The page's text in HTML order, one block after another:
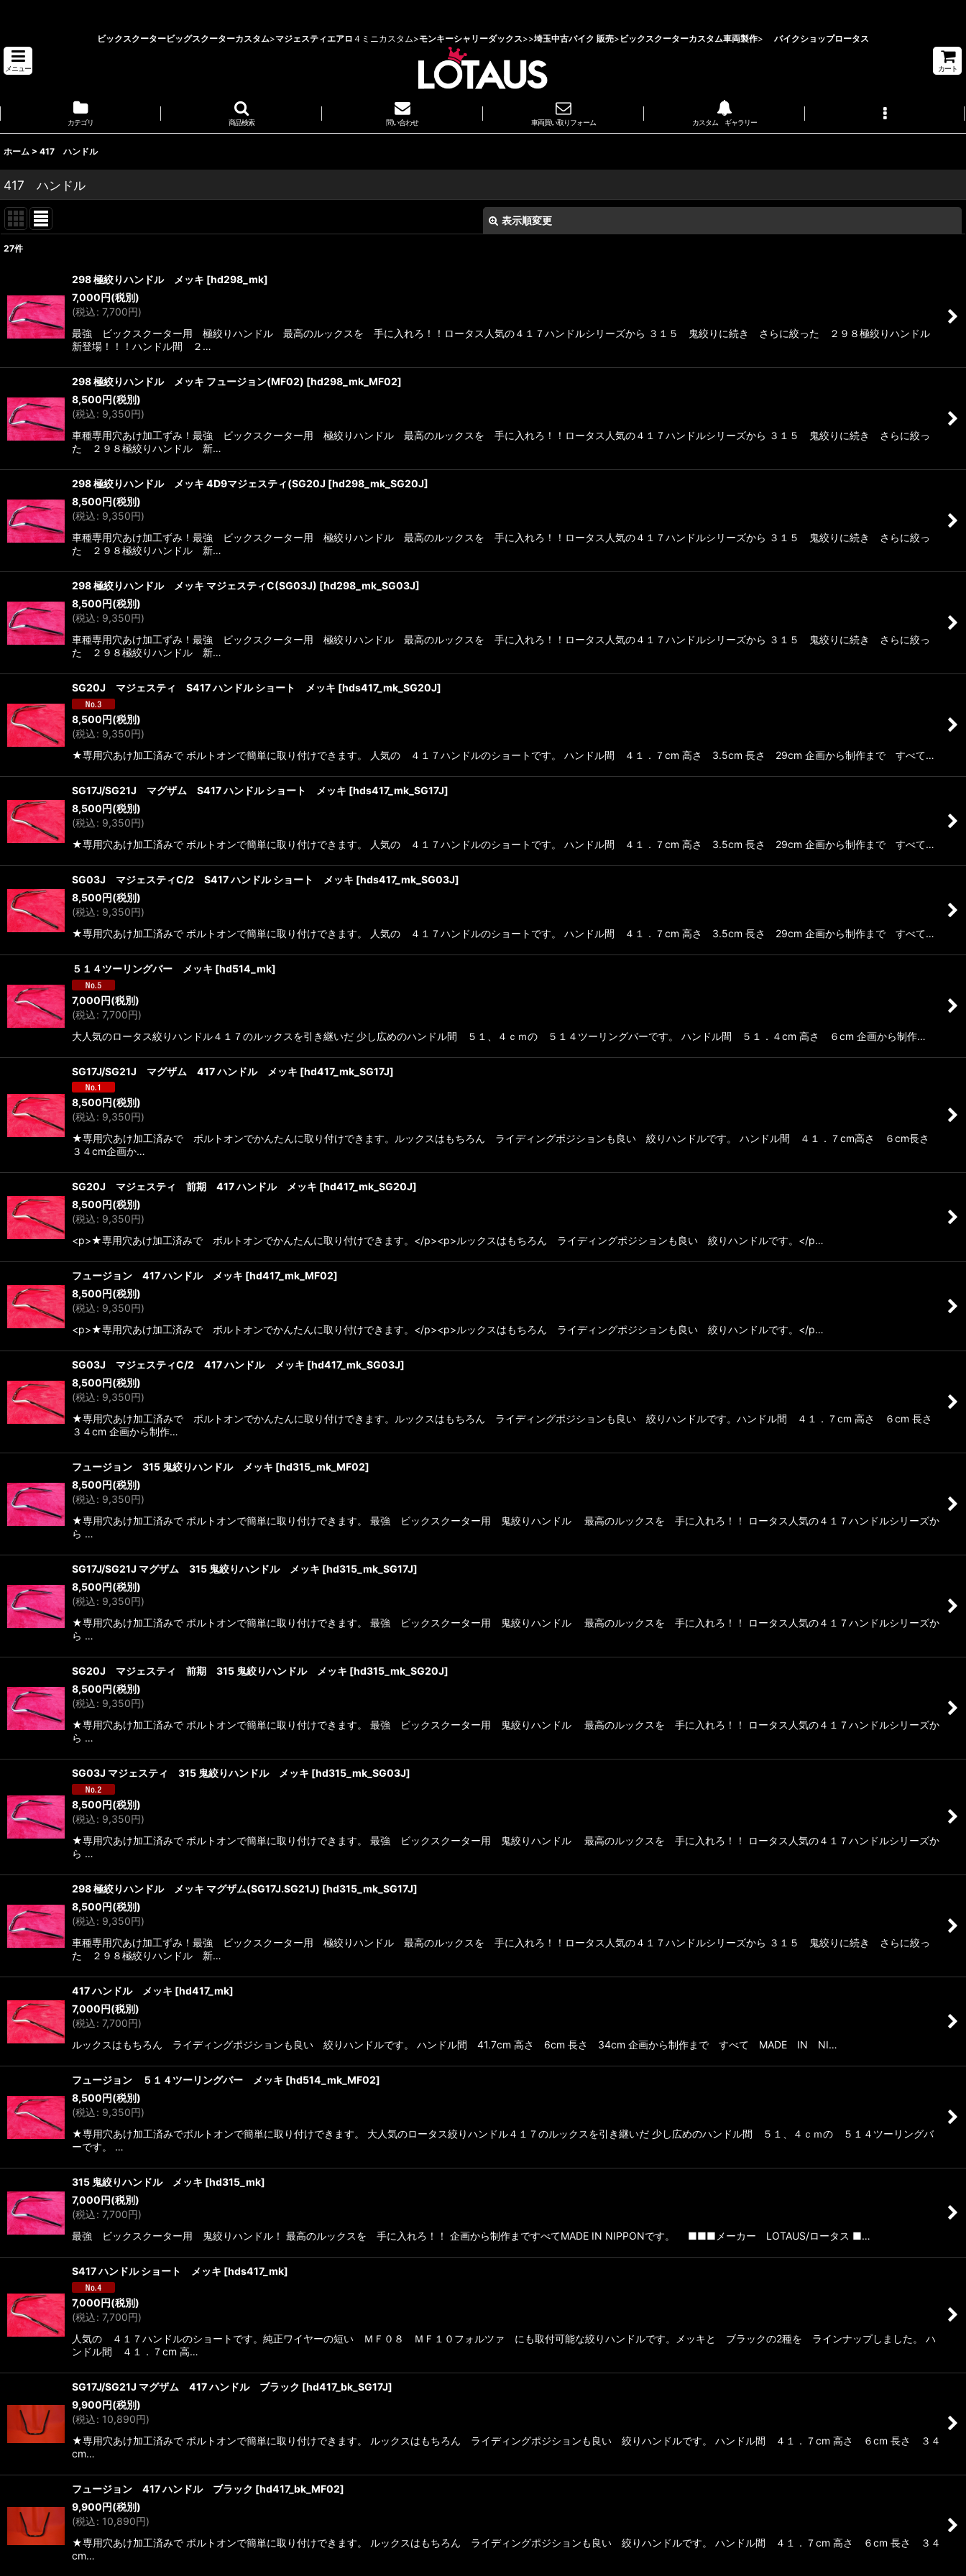
ビックスクータービッグスクーターカスタム>マジェスティエアロ ４ミニカスタム>モンキーシャリーダックス>>埼玉中古バイク 販売> ビックスクーターカスタム車両製作> バイクショップロータス
メニュー カート
カテゴリ 商品検索 問い合わせ 車両買い取りフォーム カスタム ギャラリー
ホーム > 417 ハンドル
417 ハンドル
表示順変更
並び順:
絞り込む
27件
298 極絞りハンドル メッキ [hd298_mk]
7,000円(税別)
(税込: 7,700円)
最強 ビックスクーター用 極絞りハンドル 最高のルックスを 手に入れろ！！ロータス人気の４１７ハンドルシリーズから ３１５ 鬼絞りに続き さらに絞った ２９８極絞りハンドル
新登場！！！ハンドル間 ２…
298 極絞りハンドル メッキ フュージョン(MF02) [hd298_mk_MF02]
8,500円(税別)
(税込: 9,350円)
車種専用穴あけ加工ずみ！最強 ビックスクーター用 極絞りハンドル 最高のルックスを 手に入れろ！！ロータス人気の４１７ハンドルシリーズから ３１５ 鬼絞りに続き さらに絞っ
た ２９８極絞りハンドル 新…
298 極絞りハンドル メッキ 4D9マジェスティ(SG20J [hd298_mk_SG20J]
8,500円(税別)
(税込: 9,350円)
車種専用穴あけ加工ずみ！最強 ビックスクーター用 極絞りハンドル 最高のルックスを 手に入れろ！！ロータス人気の４１７ハンドルシリーズから ３１５ 鬼絞りに続き さらに絞っ
た ２９８極絞りハンドル 新…
298 極絞りハンドル メッキ マジェスティC(SG03J) [hd298_mk_SG03J]
8,500円(税別)
(税込: 9,350円)
車種専用穴あけ加工ずみ！最強 ビックスクーター用 極絞りハンドル 最高のルックスを 手に入れろ！！ロータス人気の４１７ハンドルシリーズから ３１５ 鬼絞りに続き さらに絞っ
た ２９８極絞りハンドル 新…
SG20J マジェスティ S417 ハンドル ショート メッキ [hds417_mk_SG20J]
8,500円(税別)
(税込: 9,350円)
★専用穴あけ加工済みで ボルトオンで簡単に取り付けできます。 人気の ４１７ハンドルのショートです。 ハンドル間 ４１．７cm 高さ 3.5cm 長さ 29cm 企画から制作まで すべて…
SG17J/SG21J マグザム S417 ハンドル ショート メッキ [hds417_mk_SG17J]
8,500円(税別)
(税込: 9,350円)
★専用穴あけ加工済みで ボルトオンで簡単に取り付けできます。 人気の ４１７ハンドルのショートです。 ハンドル間 ４１．７cm 高さ 3.5cm 長さ 29cm 企画から制作まで すべて…
SG03J マジェスティC/2 S417 ハンドル ショート メッキ [hds417_mk_SG03J]
8,500円(税別)
(税込: 9,350円)
★専用穴あけ加工済みで ボルトオンで簡単に取り付けできます。 人気の ４１７ハンドルのショートです。 ハンドル間 ４１．７cm 高さ 3.5cm 長さ 29cm 企画から制作まで すべて…
５１４ツーリングバー メッキ [hd514_mk]
7,000円(税別)
(税込: 7,700円)
大人気のロータス絞りハンドル４１７のルックスを引き継いだ 少し広めのハンドル間 ５１、４ｃｍの ５１４ツーリングバーです。 ハンドル間 ５１．４cm 高さ ６cm 企画から制作…
SG17J/SG21J マグザム 417 ハンドル メッキ [hd417_mk_SG17J]
8,500円(税別)
(税込: 9,350円)
★専用穴あけ加工済みで ボルトオンでかんたんに取り付けできます。ルックスはもちろん ライディングポジションも良い 絞りハンドルです。 ハンドル間 ４１．７cm高さ ６cm長さ
３４cm企画か…
SG20J マジェスティ 前期 417 ハンドル メッキ [hd417_mk_SG20J]
8,500円(税別)
(税込: 9,350円)
<p>★専用穴あけ加工済みで ボルトオンでかんたんに取り付けできます。</p><p>ルックスはもちろん ライディングポジションも良い 絞りハンドルです。</p…
フュージョン 417 ハンドル メッキ [hd417_mk_MF02]
8,500円(税別)
(税込: 9,350円)
<p>★専用穴あけ加工済みで ボルトオンでかんたんに取り付けできます。</p><p>ルックスはもちろん ライディングポジションも良い 絞りハンドルです。</p…
SG03J マジェスティC/2 417 ハンドル メッキ [hd417_mk_SG03J]
8,500円(税別)
(税込: 9,350円)
★専用穴あけ加工済みで ボルトオンでかんたんに取り付けできます。ルックスはもちろん ライディングポジションも良い 絞りハンドルです。ハンドル間 ４１．７cm 高さ ６cm 長さ
３４cm 企画から制作…
フュージョン 315 鬼絞りハンドル メッキ [hd315_mk_MF02]
8,500円(税別)
(税込: 9,350円)
★専用穴あけ加工済みで ボルトオンで簡単に取り付けできます。 最強 ビックスクーター用 鬼絞りハンドル 最高のルックスを 手に入れろ！！ ロータス人気の４１７ハンドルシリーズか
ら …
SG17J/SG21J マグザム 315 鬼絞りハンドル メッキ [hd315_mk_SG17J]
8,500円(税別)
(税込: 9,350円)
★専用穴あけ加工済みで ボルトオンで簡単に取り付けできます。 最強 ビックスクーター用 鬼絞りハンドル 最高のルックスを 手に入れろ！！ ロータス人気の４１７ハンドルシリーズか
ら …
SG20J マジェスティ 前期 315 鬼絞りハンドル メッキ [hd315_mk_SG20J]
8,500円(税別)
(税込: 9,350円)
★専用穴あけ加工済みで ボルトオンで簡単に取り付けできます。 最強 ビックスクーター用 鬼絞りハンドル 最高のルックスを 手に入れろ！！ ロータス人気の４１７ハンドルシリーズか
ら …
SG03J マジェスティ 315 鬼絞りハンドル メッキ [hd315_mk_SG03J]
8,500円(税別)
(税込: 9,350円)
★専用穴あけ加工済みで ボルトオンで簡単に取り付けできます。 最強 ビックスクーター用 鬼絞りハンドル 最高のルックスを 手に入れろ！！ ロータス人気の４１７ハンドルシリーズか
ら …
298 極絞りハンドル メッキ マグザム(SG17J.SG21J) [hd315_mk_SG17J]
8,500円(税別)
(税込: 9,350円)
車種専用穴あけ加工ずみ！最強 ビックスクーター用 極絞りハンドル 最高のルックスを 手に入れろ！！ロータス人気の４１７ハンドルシリーズから ３１５ 鬼絞りに続き さらに絞っ
た ２９８極絞りハンドル 新…
417 ハンドル メッキ [hd417_mk]
7,000円(税別)
(税込: 7,700円)
ルックスはもちろん ライディングポジションも良い 絞りハンドルです。 ハンドル間 41.7cm 高さ 6cm 長さ 34cm 企画から制作まで すべて MADE IN NI…
フュージョン ５１４ツーリングバー メッキ [hd514_mk_MF02]
8,500円(税別)
(税込: 9,350円)
★専用穴あけ加工済みでボルトオンで簡単に取り付けできます。 大人気のロータス絞りハンドル４１７のルックスを引き継いだ 少し広めのハンドル間 ５１、４ｃｍの ５１４ツーリングバ
ーです。 …
315 鬼絞りハンドル メッキ [hd315_mk]
7,000円(税別)
(税込: 7,700円)
最強 ビックスクーター用 鬼絞りハンドル！ 最高のルックスを 手に入れろ！！ 企画から制作まですべてMADE IN NIPPONです。 ■■■メーカー LOTAUS/ロータス ■…
S417 ハンドル ショート メッキ [hds417_mk]
7,000円(税別)
(税込: 7,700円)
人気の ４１７ハンドルのショートです。純正ワイヤーの短い ＭＦ０８ ＭＦ１０フォルツァ にも取付可能な絞りハンドルです。メッキと ブラックの2種を ラインナップしました。 ハ
ンドル間 ４１．７cm 高…
SG17J/SG21J マグザム 417 ハンドル ブラック [hd417_bk_SG17J]
9,900円(税別)
(税込: 10,890円)
★専用穴あけ加工済みで ボルトオンで簡単に取り付けできます。 ルックスはもちろん ライディングポジションも良い 絞りハンドルです。 ハンドル間 ４１．７cm 高さ ６cm 長さ ３４
cm…
フュージョン 417 ハンドル ブラック [hd417_bk_MF02]
9,900円(税別)
(税込: 10,890円)
★専用穴あけ加工済みで ボルトオンで簡単に取り付けできます。 ルックスはもちろん ライディングポジションも良い 絞りハンドルです。 ハンドル間 ４１．７cm 高さ ６cm 長さ ３４
cm…